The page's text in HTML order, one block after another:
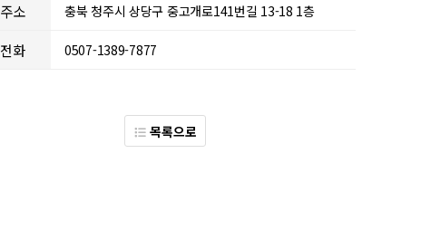
주소 충북 청주시 상당구 중고개로141번길 13-18 1층
전화 0507-1389-7877
목록으로